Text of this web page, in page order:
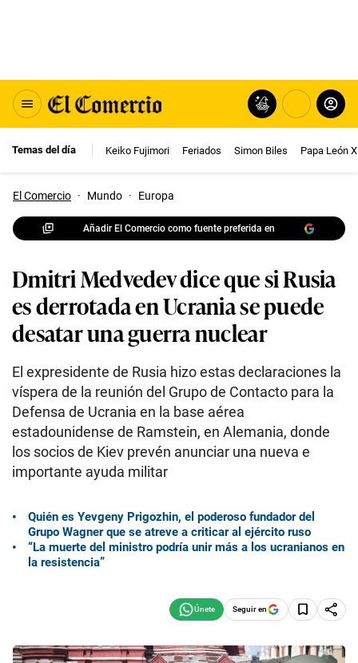
Temas del día Keiko Fujimori Feriados Simon Biles Papa León
El Comercio · Mundo · Europa
Añadir El Comercio como fuente preferida en
Dmitri Medvedev dice que si Rusia
es derrotada en Ucrania se puede
desatar una guerra nuclear
El expresidente de Rusia hizo estas declaraciones la
víspera de la reunión del Grupo de Contacto para la
Defensa de Ucrania en la base aérea
estadounidense de Ramstein, en Alemania, donde
los socios de Kiev prevén anunciar una nueva e
importante ayuda militar
Quién es Yevgeny Prigozhin, el poderoso fundador del
Grupo Wagner que se atreve a criticar al ejército ruso
“La muerte del ministro podría unir más a los ucranianos en
la resistencia”
Seguir en